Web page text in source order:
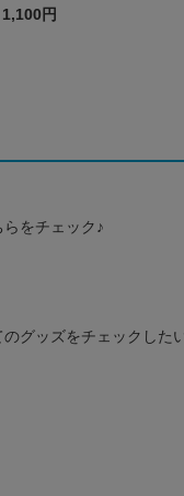
1,100円
をチェック♪
グッズをチェックした